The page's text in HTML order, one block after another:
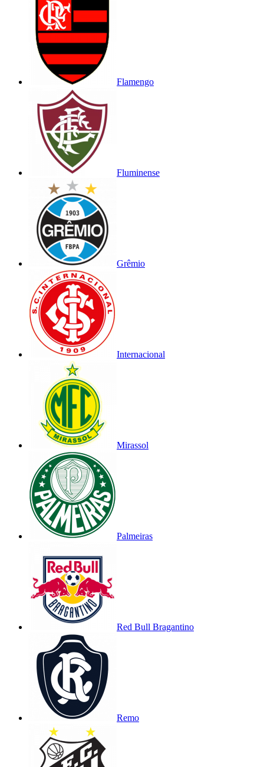
Flamengo
Fluminense
Grêmio
Internacional
Mirassol
Palmeiras
Red Bull Bragantino
Remo